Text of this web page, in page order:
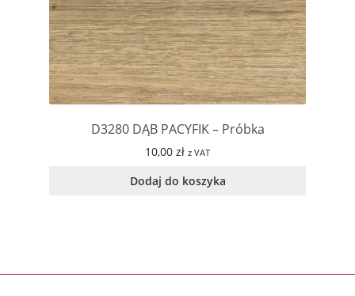
D3280 DĄB PACYFIK – Próbka
10,00 zł z VAT
Dodaj do koszyka